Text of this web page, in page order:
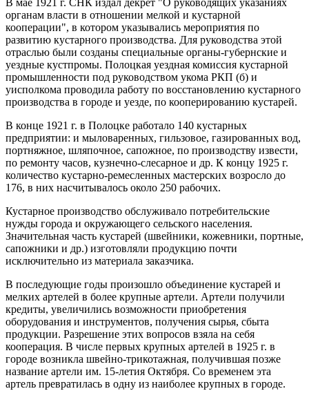
органам власти в отношении мелкой и кустарной
кооперации", в котором указывались мероприятия по
развитию кустарного производства. Для руководства этой
отраслью были созданы специальные органы-губернские и
уездные кустпромы. Полоцкая уездная комиссия кустарной
промышленности под руководством укома РКП (б) и
уисполкома проводила работу по восстановлению кустарного
производства в городе и уезде, по кооперированию кустарей.
В конце 1921 г. в Полоцке работало 140 кустарных
предприятии: и мыловаренных, гильзовое, газированных вод,
портняжное, шляпочное, сапожное, по производству извести,
по ремонту часов, кузнечно-слесарное и др. К концу 1925 г.
количество кустарно-ремесленных мастерских возросло до
176, в них насчитывалось около 250 рабочих.
Кустарное производство обслуживало потребительские
нужды города и окружающего сельского населения.
Значительная часть кустарей (швейники, кожевники, портные,
сапожники и др.) изготовляли продукцию почти
исключительно из материала заказчика.
В последующие годы произошло объединение кустарей и
мелких артелей в более крупные артели. Артели получили
кредиты, увеличились возможности приобретения
оборудования и инструментов, получения сырья, сбыта
продукции. Разрешение этих вопросов взяла на себя
кооперация. В числе первых крупных артелей в 1925 г. в
городе возникла швейно-трикотажная, получившая позже
название артели им. 15-летия Октября. Со временем эта
артель превратилась в одну из наиболее крупных в городе.